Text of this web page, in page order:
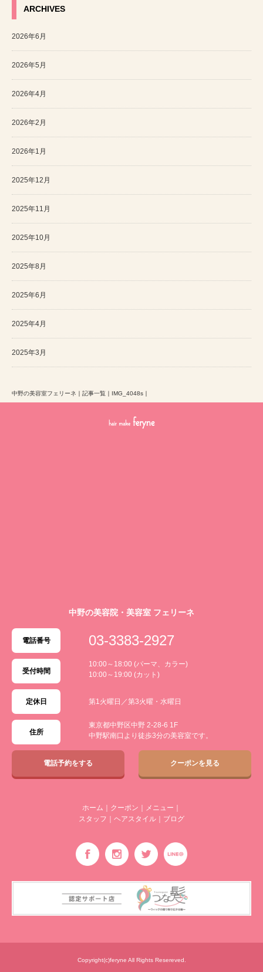
ARCHIVES
2026年6月
2026年5月
2026年4月
2026年2月
2026年1月
2025年12月
2025年11月
2025年10月
2025年8月
2025年6月
2025年4月
2025年3月
中野の美容室フェリーネ ｜ 記事一覧 ｜ IMG_4048s ｜
中野の美容院・美容室 フェリーネ
電話番号 03-3383-2927
受付時間
10:00～18:00 (パーマ、カラー)
10:00～19:00 (カット)
定休日 第1火曜日／第3火曜・水曜日
住所
東京都中野区中野 2-28-6 1F
中野駅南口より徒歩3分の美容室です。
電話予約をする クーポンを見る
ホーム ｜ クーポン ｜ メニュー ｜
スタッフ ｜ ヘアスタイル ｜ ブログ
Copyright(c)feryne All Rights Resereved.